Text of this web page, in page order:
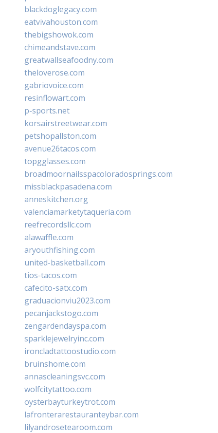
blackdoglegacy.com
eatvivahouston.com
thebigshowok.com
chimeandstave.com
greatwallseafoodny.com
theloverose.com
gabriovoice.com
resinflowart.com
p-sports.net
korsairstreetwear.com
petshopallston.com
avenue26tacos.com
topgglasses.com
broadmoornailsspacoloradosprings.com
missblackpasadena.com
anneskitchen.org
valenciamarketytaqueria.com
reefrecordsllc.com
alawaffle.com
aryouthfishing.com
united-basketball.com
tios-tacos.com
cafecito-satx.com
graduacionviu2023.com
pecanjackstogo.com
zengardendayspa.com
sparklejewelryinc.com
ironcladtattoostudio.com
bruinshome.com
annascleaningsvc.com
wolfcitytattoo.com
oysterbayturkeytrot.com
lafronterarestauranteybar.com
lilyandrosetearoom.com